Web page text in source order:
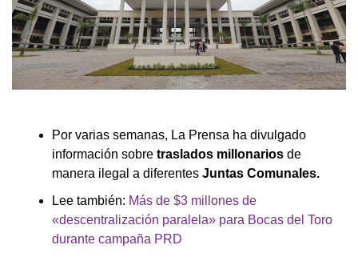
Por varias semanas, La Prensa ha divulgado
información sobre traslados millonarios de
manera ilegal a diferentes Juntas Comunales.
Lee también: Más de $3 millones de
«descentralización paralela» para Bocas del Toro
durante campaña PRD